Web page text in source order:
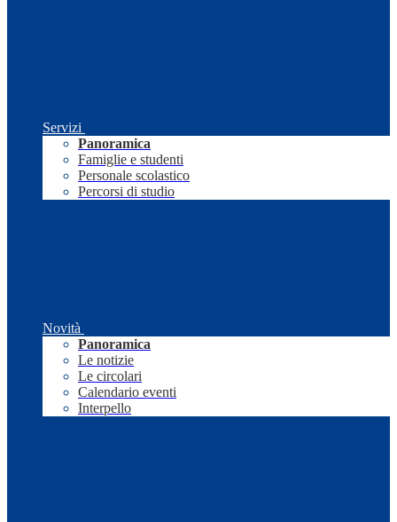
Servizi
Panoramica
Famiglie e studenti
Personale scolastico
Percorsi di studio
Novità
Panoramica
Le notizie
Le circolari
Calendario eventi
Interpello